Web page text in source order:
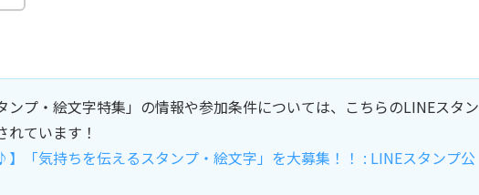
ンプ・絵文字特集」の情報や参加条件については、こちらのLINEスタン
れています！
】「気持ちを伝えるスタンプ・絵文字」を大募集！！ : LINEスタンプ公